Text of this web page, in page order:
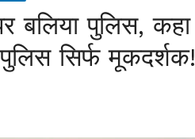
बलिया पुलिस, कहा
सिर्फ मूकदर्शक!